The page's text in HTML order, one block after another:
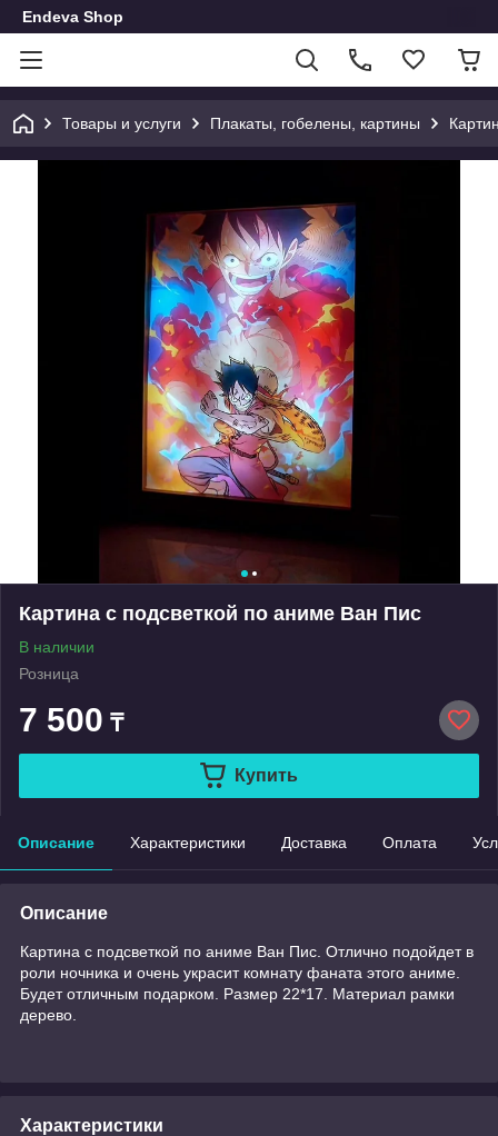
Endeva Shop
Товары и услуги Плакаты, гобелены, картины
Картина с подсветкой по аниме Ван Пис
В наличии
Розница
7 500 ₸
Купить
Описание Характеристики Доставка Оплата
Описание
Картина с подсветкой по аниме Ван Пис. Отлично подойдет в
роли ночника и очень украсит комнату фаната этого аниме.
Будет отличным подарком. Размер 22*17. Материал рамки
дерево.
Характеристики